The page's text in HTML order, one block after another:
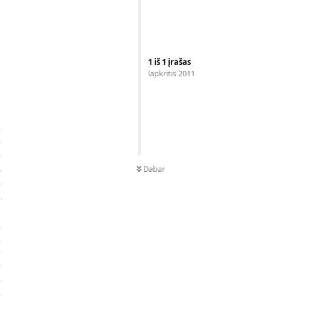
1 iš 1 įrašas
lapkritis 2011
Dabar